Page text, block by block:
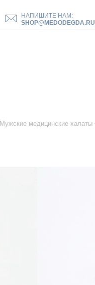
НАПИШИТЕ НАМ:
SHOP@MEDODEGDA.RU
Мужские медицинские халаты